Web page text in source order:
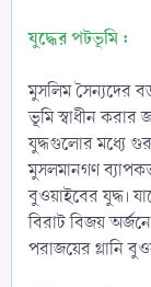
যুদ্ধের পটভূমি :
মুসলিম সৈন্যদের
ভূমি স্বাধীন করার
যুদ্ধগুলোর মধ্যে
মুসলমানগণ
বুওয়াইবের যুদ্ধ।
বিরাট বিজয়
পরাজয়ের গ্লানি